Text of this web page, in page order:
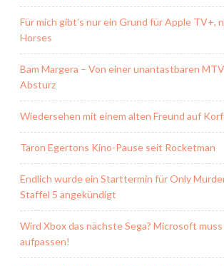
Für mich gibt’s nur ein Grund für Apple TV+,
Horses
Bam Margera – Von einer unantastbaren
Absturz
Wiedersehen mit einem alten Freund auf
Taron Egertons Kino-Pause seit Rocketman
Endlich wurde ein Starttermin für Only
Staffel 5 angekündigt
Wird Xbox das nächste Sega? Microsoft
aufpassen!